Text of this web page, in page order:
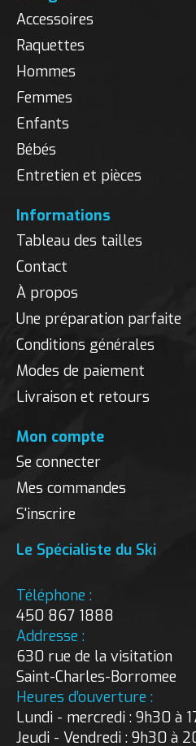
Accessoires
Raquettes
Hommes
Femmes
Enfants
Bébés
Entretien et pièces
Informations
Tableau des tailles
Contact
À propos
Une préparation parfaite
Conditions générales
Modes de paiement
Livraison et retours
Mon compte
Se connecter
Mes commandes
S'inscrire
Le Spécialiste du Ski
Téléphone :
450 867 1888
Addresse :
630 rue de la visitation
Saint-Charles-Borromee
Heures d’ouverture :
Lundi - mercredi : 9h30 à
Jeudi - Vendredi : 9h30 à